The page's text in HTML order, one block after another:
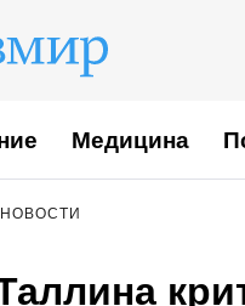
Медицина
НОВОСТИ